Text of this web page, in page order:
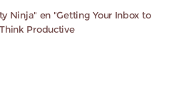
Ninja" en "Getting Your Inbox to
Productive